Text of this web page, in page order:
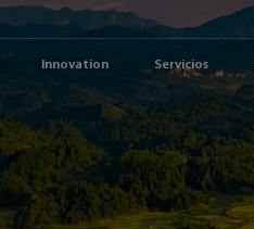
Innovation Servicios